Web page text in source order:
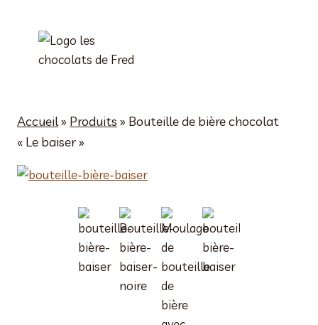
Accueil» Produits » Bouteille de bière chocolat
« Le baiser »